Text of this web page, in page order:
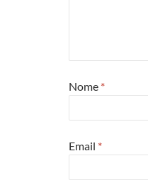
Nome *
Email *